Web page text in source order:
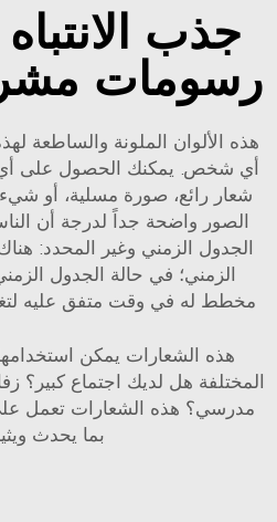
جذب
رسومات
هذه الألوان الملونة والساطعة
أي شخص. يمكنك الحصول على
شعار رائع، صورة مسلية، أو
الصور واضحة جداً لدرجة أن
الجدول الزمني وغير المحدد:
الزمني؛ في حالة الجدول
مخطط له في وقت متفق عليه
هذه الشعارات يمكن
المختلفة هل لديك اجتماع كبير؟
مدرسي؟ هذه الشعارات تعمل
بما يحدث